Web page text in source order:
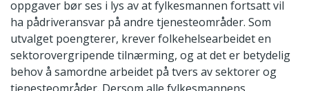
oppgaver bør ses i lys av at fylkesmannen fortsatt vil
ha pådriveransvar på andre tjenesteområder. Som
utvalget poengterer, krever folkehelsearbeidet en
sektorovergripende tilnærming, og at det er betydelig
behov å samordne arbeidet på tvers av sektorer og